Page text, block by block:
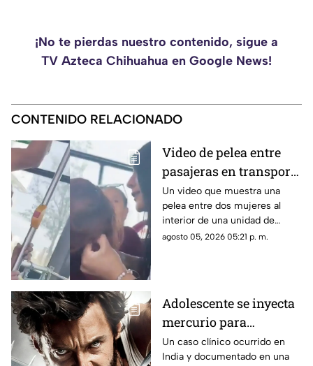
¡No te pierdas nuestro contenido, sigue a
TV Azteca Chihuahua en Google News!
CONTENIDO RELACIONADO
Video de pelea entre
pasajeras en transporte
público se vuelve viral
en redes sociales
Un video que muestra una
pelea entre dos mujeres al
interior de una unidad de
transporte público comenzó a
agosto 05, 2026 05:21 p. m.
Adolescente se inyecta
mercurio para
parecerse a Wolverine
y termina
Un caso clínico ocurrido en
India y documentado en una